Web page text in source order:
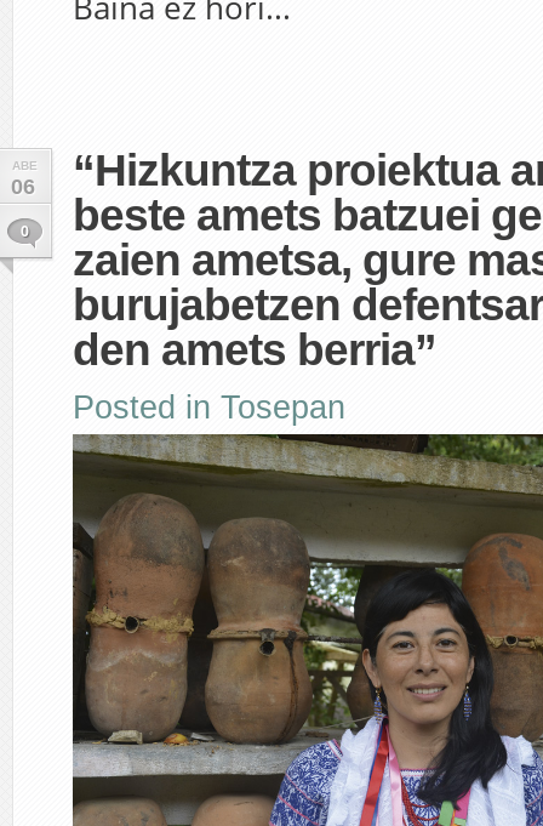
ABE
06
0
“Hizkuntza proiektua
beste amets batzuei
zaien ametsa, gure
burujabetzen
den amets berria”
Posted in Tosepan